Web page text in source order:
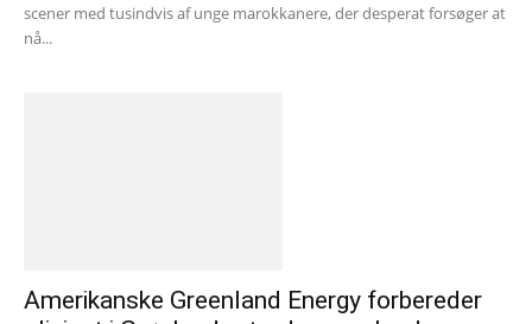
scener med tusindvis af unge marokkanere, der desperat forsøger at
nå...
Amerikanske Greenland Energy forbereder